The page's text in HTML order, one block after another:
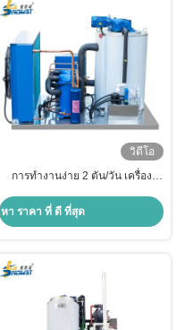
วิดีโอ
การทํางานง่าย 2 ตัน/วัน เครื่อง
หา ราคา ที่ ดี ที่สุด